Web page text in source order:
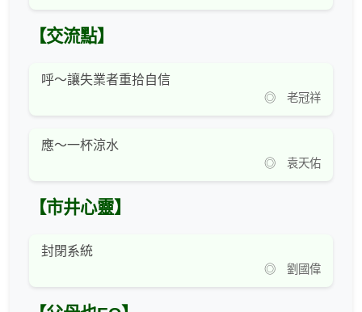
【交流點】
呼～讓失業者重拾自信
◎ 老冠祥
應～一杯涼水
◎ 袁天佑
【市井心靈】
封閉系統
◎ 劉國偉